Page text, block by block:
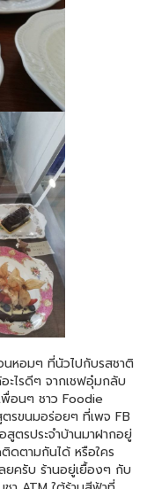
นหอมๆ ที่นัวไปกับรสชาติ
ะไรดีๆ จากเชฟอุ๋มกลับ
พื่อนๆ ชาว Foodie
รขนมอร่อยๆ ที่เพจ FB
สูตรประจำบ้านมาฝากอยู่
ดตามกันได้ หรือใคร
ยครับ ร้านอยู่เยื้องๆ กับ